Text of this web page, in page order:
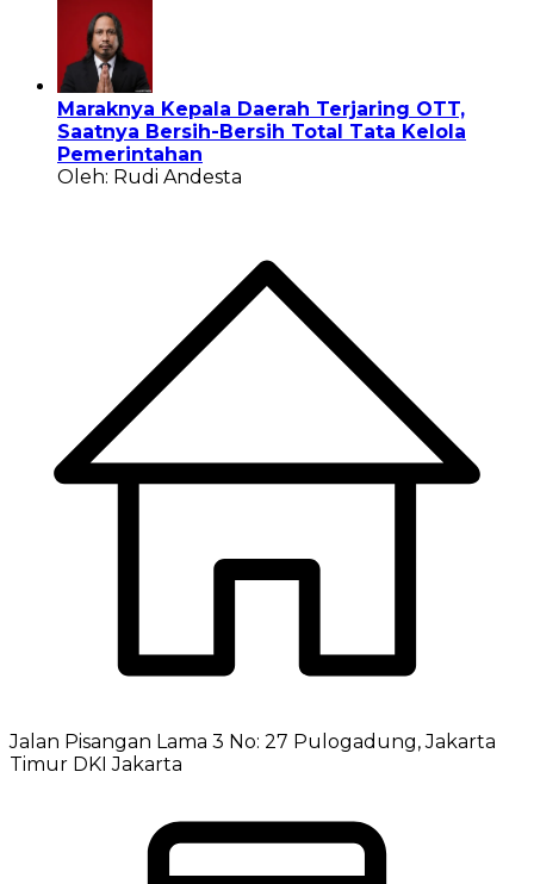
Maraknya Kepala Daerah Terjaring OTT,
Saatnya Bersih-Bersih Total Tata Kelola
Pemerintahan
Oleh: Rudi Andesta
Jalan Pisangan Lama 3 No: 27 Pulogadung, Jakarta
Timur DKI Jakarta